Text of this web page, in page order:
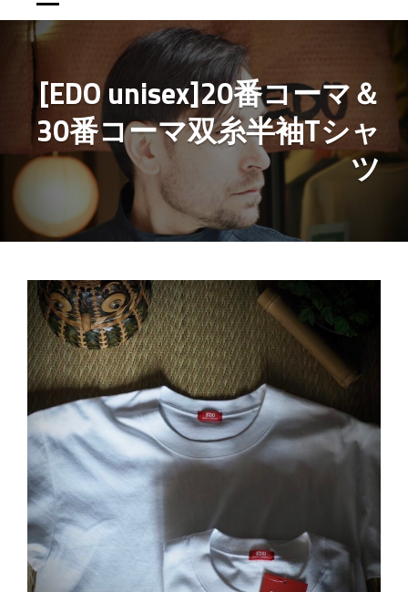
[EDO unisex]20番コーマ＆
30番コーマ双糸半袖Tシャ
ツ
投
稿
ナ
ビ
ゲ
ー
シ
ョ
ン